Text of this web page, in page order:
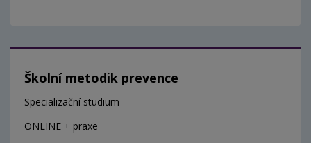
Školní metodik prevence
Specializační studium
ONLINE + praxe